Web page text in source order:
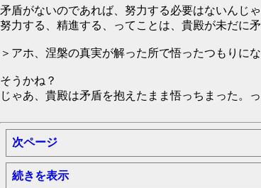
矛盾がないのであれば、努力する必要はないんじ
努力する、精進する、ってことは、貴殿が未だに
＞アホ、涅槃の真実が解った所で悟ったつもりに
そうかね？
じゃあ、貴殿は矛盾を抱えたまま悟っちまった。
次ページ
続きを表示